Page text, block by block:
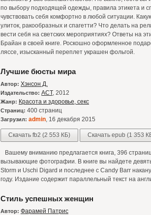
по выбору подходящей одежды, правила этикета и
чувствовать себя комфортно в любой ситуации.
улиток, ракообразных и спагетти? Что делать на
вести себя на светских мероприятиях? Ответы на
Брайан в своей книге. Роскошно оформленное
ляссе, изысканный переплет украшен фольгой.
Лучшие бюсты мира
Автор: Хэнсон Д.
Издательство: АСТ, 2012
Жанр: Красота и здоровье, секс
Страниц: 400 страниц
Загрузил: admin, 16 декабря 2015
Скачать fb2 (2 553 КБ) Скачать epub (1 353
Вашему вниманию предлагается книга, 396
вызывающие фотографии. В книге вы найдете
Storm и Uschi Digard и последнее с Candy Barr
году. Издание содержит параллельный текст на
Стиль успешных женщин
Автор: Фарамей Патрис